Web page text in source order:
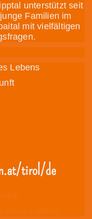
unterstützt seit
Familien im
mit vielfältigen
Lebens
tirol/de